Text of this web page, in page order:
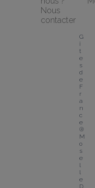
Nous
contacter
G
î
t
e
s
d
e
F
r
a
n
c
e
®
M
o
s
e
l
l
e
D